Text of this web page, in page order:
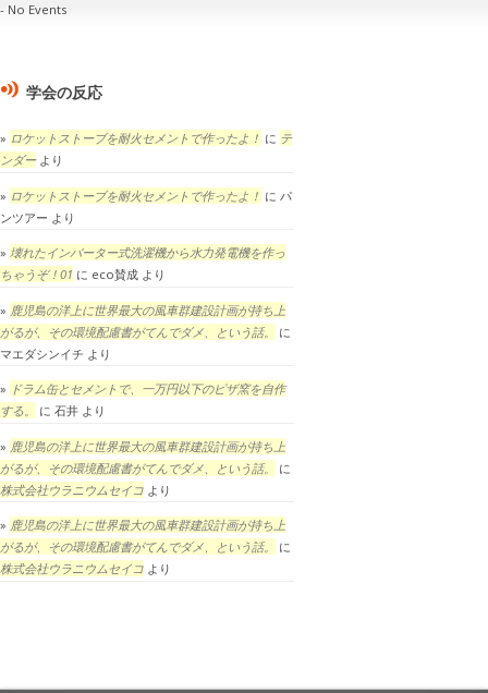
No Events
学会の反応
ロケットストーブを耐火セメントで作ったよ！ に テ
ンダーより
ロケットストーブを耐火セメントで作ったよ！ に パ
ンツアー より
壊れたインバーター式洗濯機から水力発電機を作っ
ちゃうぞ！01 に eco賛成 より
鹿児島の洋上に世界最大の風車群建設計画が持ち上
がるが、その環境配慮書がてんでダメ、という話。
に
マエダシンイチ より
ドラム缶とセメントで、一万円以下のピザ窯を自作
する。
に 石井 より
鹿児島の洋上に世界最大の風車群建設計画が持ち上
がるが、その環境配慮書がてんでダメ、という話。
に
株式会社ウラニウムセイコ より
鹿児島の洋上に世界最大の風車群建設計画が持ち上
がるが、その環境配慮書がてんでダメ、という話。
に
株式会社ウラニウムセイコ より